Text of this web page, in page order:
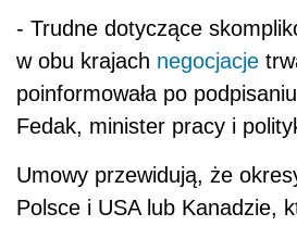
- Trudne dotyczące
w obu krajach negocjacje
poinformowała po
Fedak, minister pracy i
Umowy przewidują, że
Polsce i USA lub Kanadzie,